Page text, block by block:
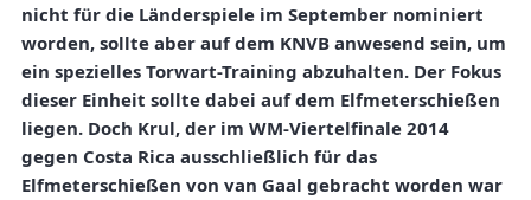
nicht für die Länderspiele im September nominiert
worden, sollte aber auf dem KNVB anwesend sein, um
ein spezielles Torwart-Training abzuhalten. Der Fokus
dieser Einheit sollte dabei auf dem Elfmeterschießen
liegen. Doch Krul, der im WM-Viertelfinale 2014
gegen Costa Rica ausschließlich für das
Elfmeterschießen von van Gaal gebracht worden war